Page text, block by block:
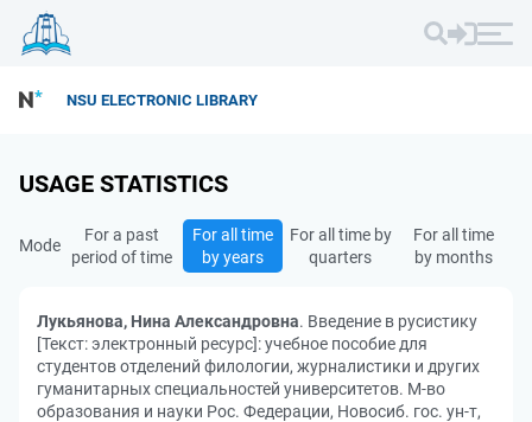
NSU ELECTRONIC LIBRARY
USAGE STATISTICS
Mode
For a past
period of time
For all time
by years
For all time by
quarters
For all time
by months
Лукьянова, Нина Александровна. Введение в русистику
[Текст: электронный ресурс]: учебное пособие для
студентов отделений филологии, журналистики и других
гуманитарных специальностей университетов. М-во
образования и науки Рос. Федерации, Новосиб. гос. ун-т,